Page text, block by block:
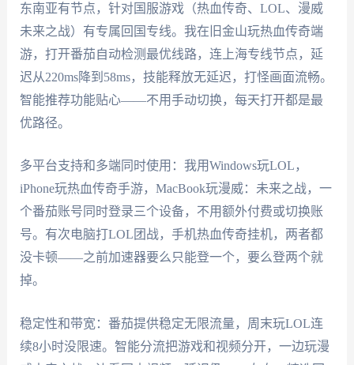
东南亚有节点，针对国服游戏（热血传奇、LOL、漫威
未来之战）有专属回国专线。我在旧金山玩热血传奇端
游，打开番茄自动检测最优线路，连上海专线节点，延
迟从220ms降到58ms，技能释放无延迟，打怪画面流畅。
智能推荐功能贴心——不用手动切换，每天打开都是最
优路径。
多平台支持和多端同时使用：我用Windows玩LOL，
iPhone玩热血传奇手游，MacBook玩漫威：未来之战，一
个番茄账号同时登录三个设备，不用额外付费或切换账
号。有次电脑打LOL团战，手机热血传奇挂机，两者都
没卡顿——之前加速器要么只能登一个，要么登两个就
掉。
稳定性和带宽：番茄提供稳定无限流量，周末玩LOL连
续8小时没限速。智能分流把游戏和视频分开，一边玩漫